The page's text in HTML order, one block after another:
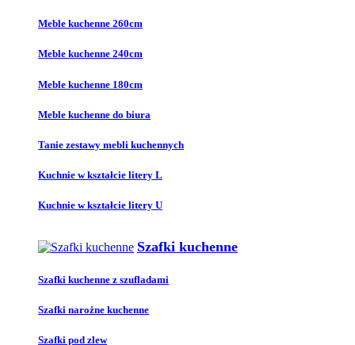
Meble kuchenne 260cm
Meble kuchenne 240cm
Meble kuchenne 180cm
Meble kuchenne do biura
Tanie zestawy mebli kuchennych
Kuchnie w kształcie litery L
Kuchnie w kształcie litery U
Szafki kuchenne
Szafki kuchenne z szufladami
Szafki narożne kuchenne
Szafki pod zlew